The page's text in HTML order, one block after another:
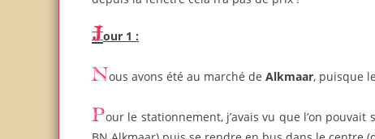
Jour 1 :
Nous avons été au marché de Alkmaar, puisque
Pour le stationnement, j’avais vu que l’on pouvait se garer gratuitement à l’extérieur de la ville (Keesomstraat 1821